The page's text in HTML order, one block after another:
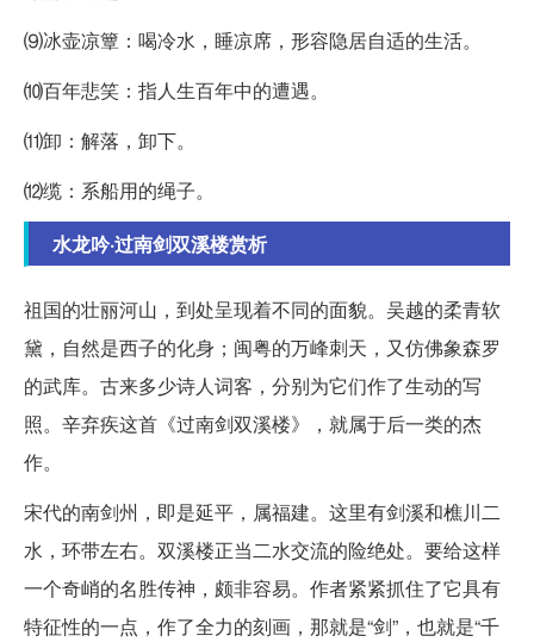
⑼冰壶凉簟：喝冷水，睡凉席，形容隐居自适的生活。
⑽百年悲笑：指人生百年中的遭遇。
⑾卸：解落，卸下。
⑿缆：系船用的绳子。
水龙吟·过南剑双溪楼赏析
祖国的壮丽河山，到处呈现着不同的面貌。吴越的柔青软
黛，自然是西子的化身；闽粤的万峰刺天，又仿佛象森罗
的武库。古来多少诗人词客，分别为它们作了生动的写
照。辛弃疾这首《过南剑双溪楼》，就属于后一类的杰
作。
宋代的南剑州，即是延平，属福建。这里有剑溪和樵川二
水，环带左右。双溪楼正当二水交流的险绝处。要给这样
一个奇峭的名胜传神，颇非容易。作者紧紧抓住了它具有
特征性的一点，作了全力的刻画，那就是“剑”，也就是“千